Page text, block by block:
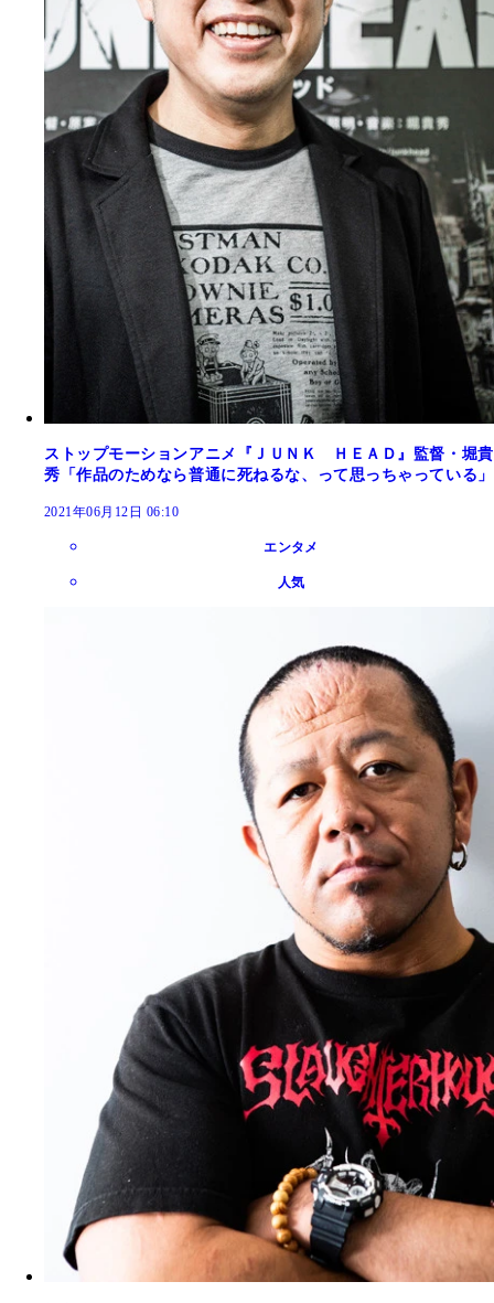
ストップモーションアニメ『ＪＵＮＫ ＨＥＡＤ』監督・堀貴
秀「作品のためなら普通に死ねるな、って思っちゃっている」
2021年06月12日 06:10
エンタメ
人気